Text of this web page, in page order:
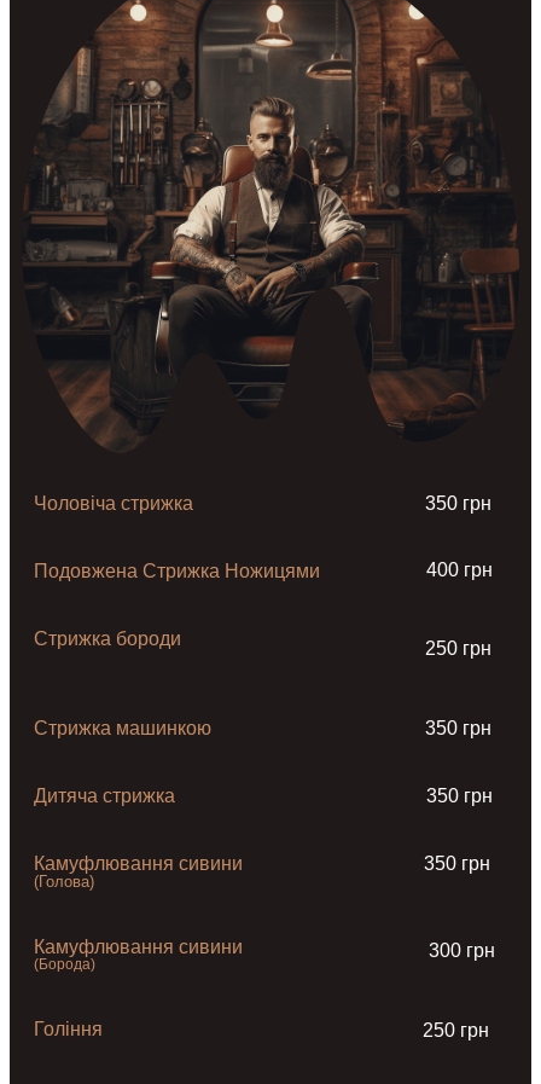
Чоловіча стрижка 350 грн
Подовжена Стрижка Ножицями 400 грн
Стрижка бороди 250 грн
Стрижка машинкою 350 грн
Дитяча стрижка 350 грн
Камуфлювання сивини
(Голова)
350 грн
Камуфлювання сивини
(Борода)
300 грн
Гоління 250 грн